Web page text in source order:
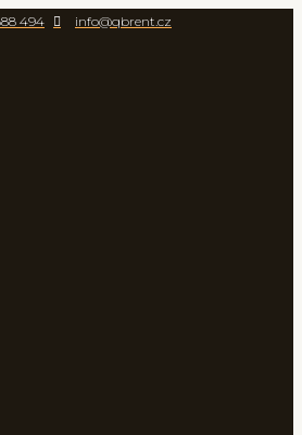
494 info@qbrent.cz